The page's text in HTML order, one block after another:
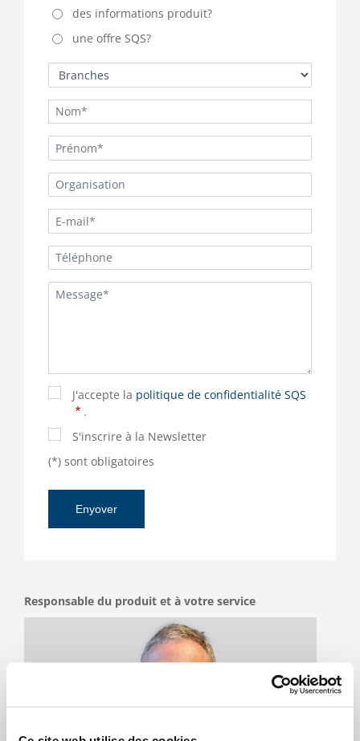
des informations produit?
une offre SQS?
J'accepte la politique de confidentialité SQS
.
S'inscrire à la Newsletter
(*) sont obligatoires
Responsable du produit et à votre service